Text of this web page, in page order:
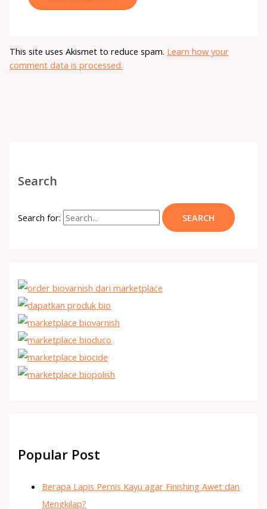
This site uses Akismet to reduce spam. Learn how your
comment data is processed.
Search
Search for:
Popular Post
Berapa Lapis Pernis Kayu agar Finishing Awet dan
Mengkilap?